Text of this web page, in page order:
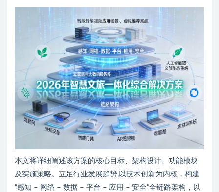
本文将详细阐述该方案的核心目标、架构设计、功能模块
及实施策略。立足行业发展趋势,以技术创新为内核，构建
“感知 – 网络 – 数据 – 平台 – 应用 – 安全”全链路架构，以